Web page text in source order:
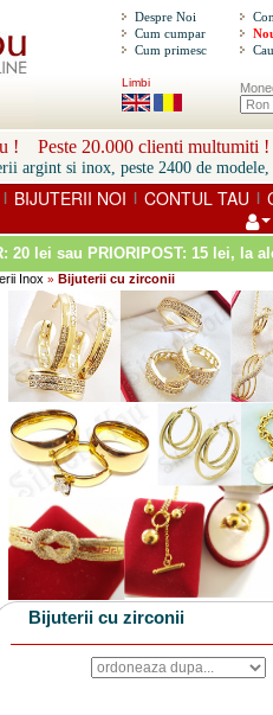
Despre Noi
Cum cumpar
Cum primesc
Limbi
! Peste 20.000 clienti multumiti !
argint si inox, peste 2400 de modele,
| BIJUTERII NOI | CONTUL TAU |
20 lei sau PRIORIPOST: 15 lei, la
Inox » Bijuterii cu zirconii
Bijuterii cu zirconii